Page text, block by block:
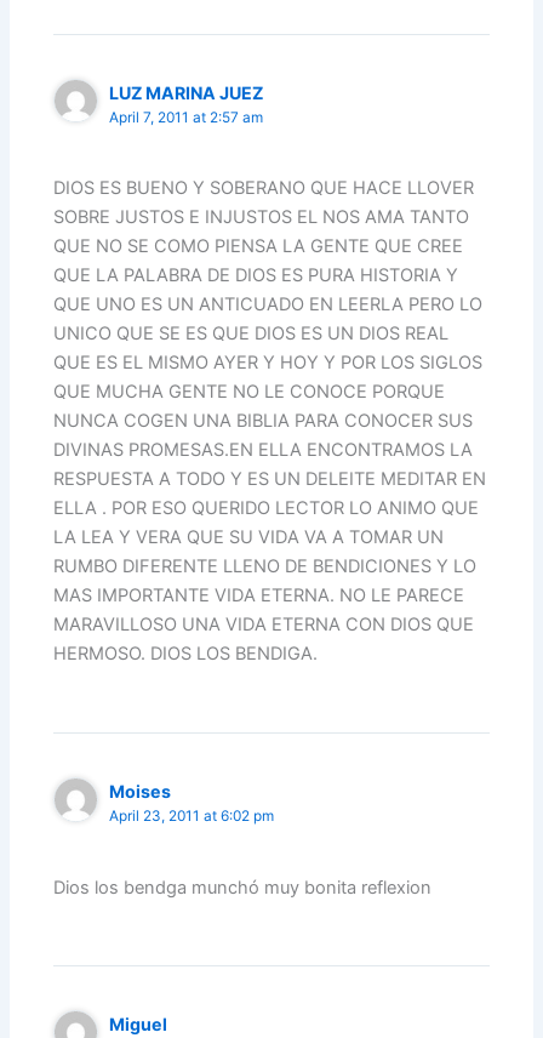
LUZ MARINA JUEZ
April 7, 2011 at 2:57 am
DIOS ES BUENO Y SOBERANO QUE HACE LLOVER
SOBRE JUSTOS E INJUSTOS EL NOS AMA TANTO
QUE NO SE COMO PIENSA LA GENTE QUE CREE
QUE LA PALABRA DE DIOS ES PURA HISTORIA Y
QUE UNO ES UN ANTICUADO EN LEERLA PERO LO
UNICO QUE SE ES QUE DIOS ES UN DIOS REAL
QUE ES EL MISMO AYER Y HOY Y POR LOS SIGLOS
QUE MUCHA GENTE NO LE CONOCE PORQUE
NUNCA COGEN UNA BIBLIA PARA CONOCER SUS
DIVINAS PROMESAS.EN ELLA ENCONTRAMOS LA
RESPUESTA A TODO Y ES UN DELEITE MEDITAR EN
ELLA . POR ESO QUERIDO LECTOR LO ANIMO QUE
LA LEA Y VERA QUE SU VIDA VA A TOMAR UN
RUMBO DIFERENTE LLENO DE BENDICIONES Y LO
MAS IMPORTANTE VIDA ETERNA. NO LE PARECE
MARAVILLOSO UNA VIDA ETERNA CON DIOS QUE
HERMOSO. DIOS LOS BENDIGA.
Moises
April 23, 2011 at 6:02 pm
Dios los bendga munchó muy bonita reflexion
Miguel